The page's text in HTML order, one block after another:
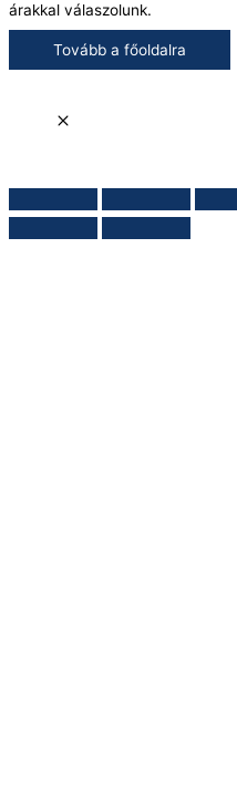
árakkal válaszolunk.
Tovább a főoldalra